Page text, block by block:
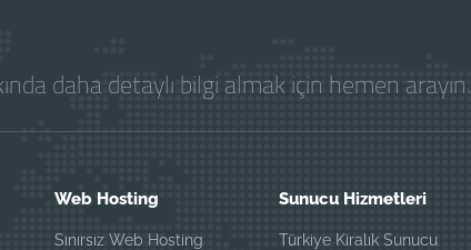
daha detaylı bilgi almak için hemen arayın.
Web Hosting
Sınırsız Web Hosting
Sunucu Hizmetleri
Türkiye Kiralık Sunucu